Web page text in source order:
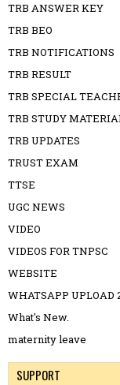
TRB ANSWER KEY
TRB BEO
TRB NOTIFICATIONS
TRB RESULT
TRB SPECIAL
TRB STUDY
TRB UPDATES
TRUST EXAM
TTSE
UGC NEWS
VIDEO
VIDEOS FOR TNPSC
WEBSITE
WHATSAPP UPLOAD
What's New.
maternity leave
SUPPORT